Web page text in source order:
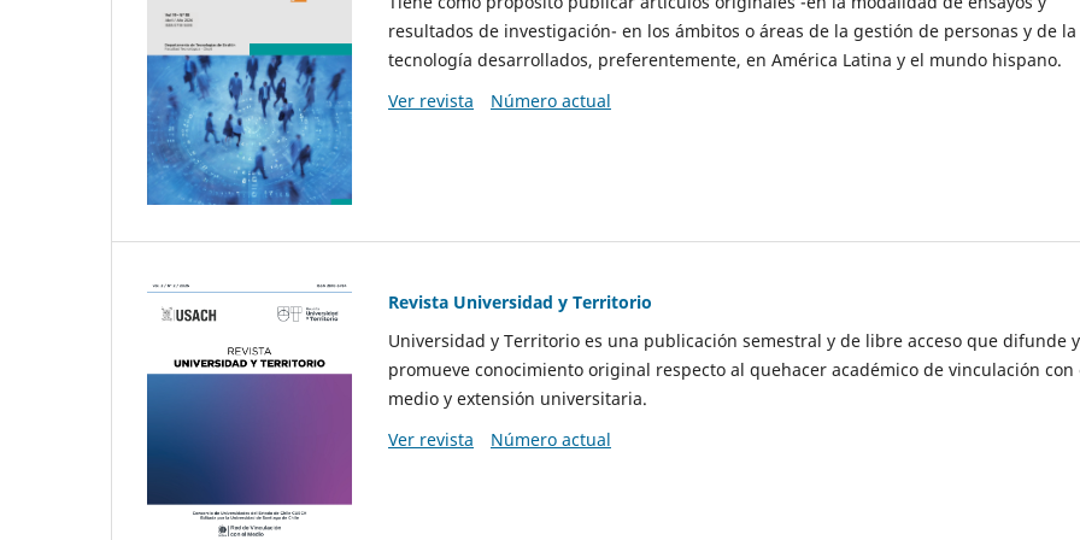
resultados de investigación- en los ámbitos o áreas de la gestión de personas y de la
tecnología desarrollados, preferentemente, en América Latina y el mundo hispano.
Ver revista
Número actual
Revista Universidad y Territorio
Universidad y Territorio es una publicación semestral y de libre acceso que difunde y
promueve conocimiento original respecto al quehacer académico de vinculación con
medio y extensión universitaria.
Ver revista
Número actual